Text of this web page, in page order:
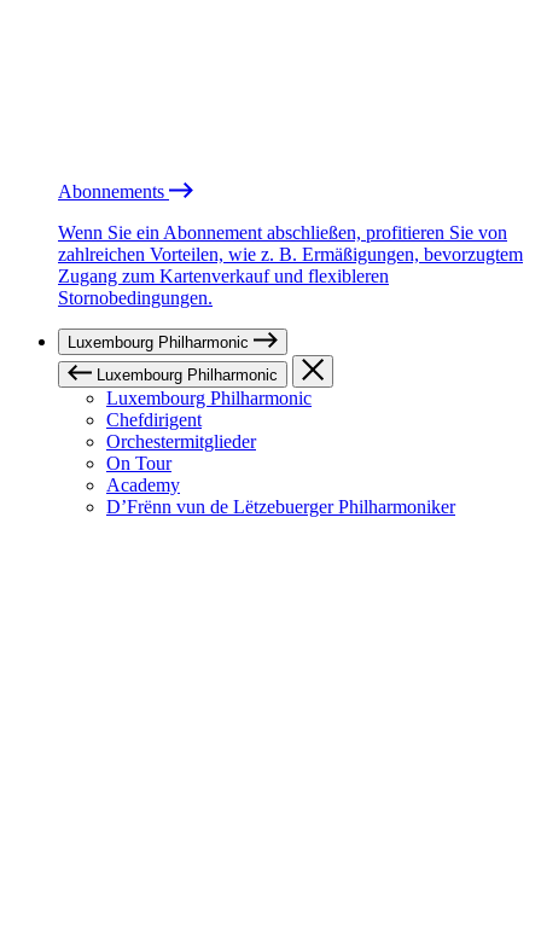
Abonnements
Wenn Sie ein Abonnement abschließen, profitieren Sie von
zahlreichen Vorteilen, wie z. B. Ermäßigungen, bevorzugtem
Zugang zum Kartenverkauf und flexibleren
Stornobedingungen.
Luxembourg Philharmonic
Luxembourg Philharmonic
Luxembourg Philharmonic
Chefdirigent
Orchestermitglieder
On Tour
Academy
D’Frënn vun de Lëtzebuerger Philharmoniker